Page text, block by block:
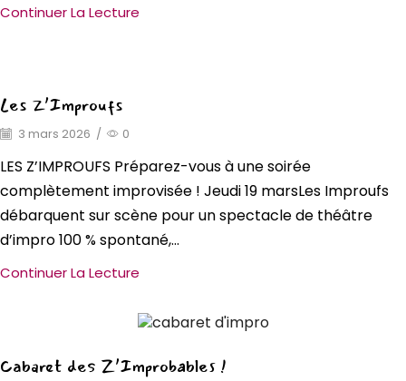
Continuer La Lecture
Les Z’Improufs
3 mars 2026 / 0
LES Z’IMPROUFS Préparez-vous à une soirée
complètement improvisée ! Jeudi 19 marsLes Improufs
débarquent sur scène pour un spectacle de théâtre
d’impro 100 % spontané,...
Continuer La Lecture
Cabaret des Z’Improbables !